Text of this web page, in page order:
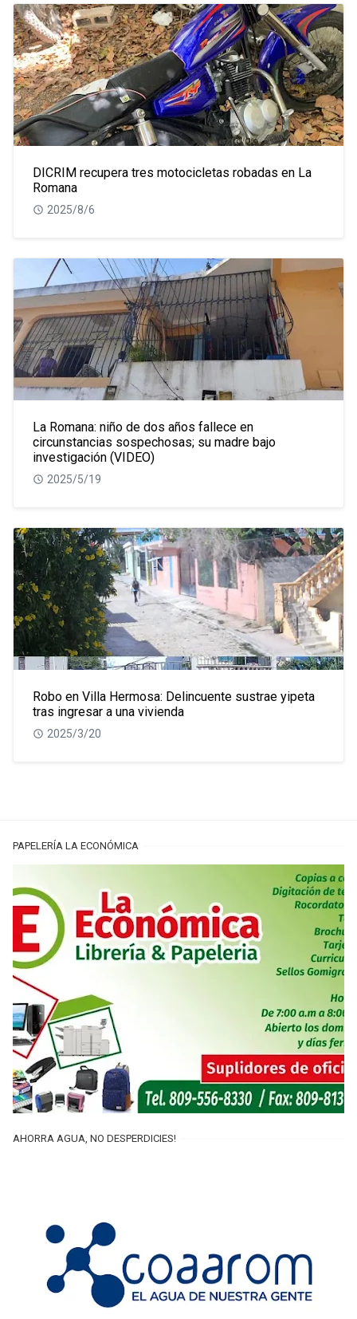
DICRIM recupera tres motocicletas robadas en La
Romana
2025/8/6
La Romana: niño de dos años fallece en
circunstancias sospechosas; su madre bajo
investigación (VIDEO)
2025/5/19
Robo en Villa Hermosa: Delincuente sustrae yipeta
tras ingresar a una vivienda
2025/3/20
PAPELERÍA LA ECONÓMICA
AHORRA AGUA, NO DESPERDICIES!